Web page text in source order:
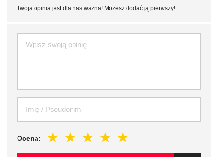
Twoja opinia jest dla nas ważna! Możesz dodać ją pierwszy!
Ocena: